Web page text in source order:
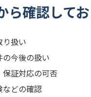
ら確認して
り扱い
の今後の扱い
保証対応の可否
などの確認